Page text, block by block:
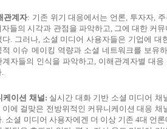
관계자: 기존 위기 대응에서는 언론, 투자자,
들의 시각과 관점을 파악하고, 그에 대한 커
다. 그러나, 소셜 미디어 사용자들은 기업에 대
적 이슈 메이킹 역량과 소셜 네트워크를 보유
계자들의 인식을 파악하고, 이해관계자별 대
.
케이션 채널 : 실시간 대화 기반 소셜 미디어 채
이에 걸맞은 전방위적인 커뮤니케이션 대응 채
. 소셜 미디어 사용자에겐 더 이상 기존 4대 언